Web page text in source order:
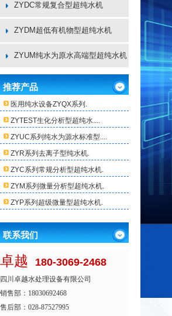
ZYDC常规复合型超纯水机
ZYDM超低有机物型超纯水机
ZYUM纯水为原水高端型超纯水机
推荐产品
医用纯水设备ZYQX系列.
ZYTEST生化分析型超纯水....
ZYUC系列纯水为源水标准型....
ZYR系列去离子型纯水机.
ZYC系列常规分析型超纯水机.
ZYM系列微量分析型超纯水机.
ZYP系列超级微量型超纯水机.
联系我们
卓越 180-3069-2468
四川卓越水处理设备有限公司
销售部：18030692468
售后部：028-87527995